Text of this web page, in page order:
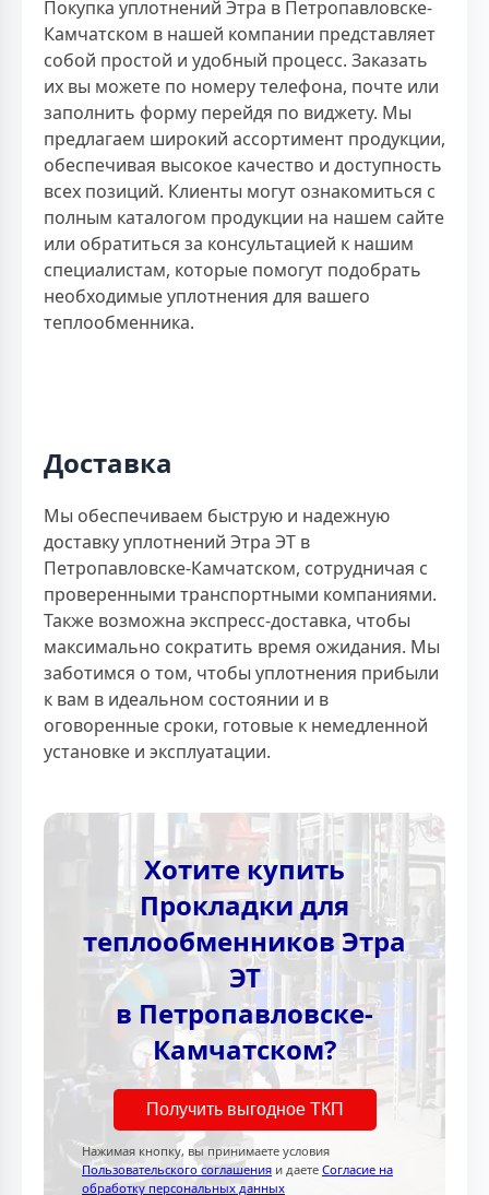
Покупка уплотнений Этра в Петропавловске-
Камчатском в нашей компании представляет
собой простой и удобный процесс. Заказать
их вы можете по номеру телефона, почте или
заполнить форму перейдя по виджету. Мы
предлагаем широкий ассортимент продукции,
обеспечивая высокое качество и доступность
всех позиций. Клиенты могут ознакомиться с
полным каталогом продукции на нашем сайте
или обратиться за консультацией к нашим
специалистам, которые помогут подобрать
необходимые уплотнения для вашего
теплообменника.
Доставка
Мы обеспечиваем быструю и надежную
доставку уплотнений Этра ЭТ в
Петропавловске-Камчатском, сотрудничая с
проверенными транспортными компаниями.
Также возможна экспресс-доставка, чтобы
максимально сократить время ожидания. Мы
заботимся о том, чтобы уплотнения прибыли
к вам в идеальном состоянии и в
оговоренные сроки, готовые к немедленной
установке и эксплуатации.
Хотите купить
Прокладки для
теплообменников Этра
ЭТ
в Петропавловске-
Камчатском?
Получить выгодное ТКП
Нажимая кнопку, вы принимаете условия
Пользовательского соглашения и даете Согласие на
обработку персональных данных